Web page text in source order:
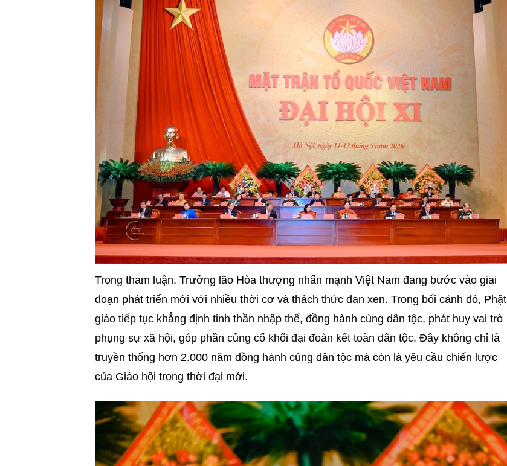
Trong tham luận, Trưởng lão Hòa thượng nhấn mạnh Việt Nam đang bước vào giai
đoạn phát triển mới với nhiều thời cơ và thách thức đan xen. Trong bối cảnh đó, Phật
giáo tiếp tục khẳng định tinh thần nhập thế, đồng hành cùng dân tộc, phát huy vai trò
phụng sự xã hội, góp phần củng cố khối đại đoàn kết toàn dân tộc. Đây không chỉ là
truyền thống hơn 2.000 năm đồng hành cùng dân tộc mà còn là yêu cầu chiến lược
của Giáo hội trong thời đại mới.